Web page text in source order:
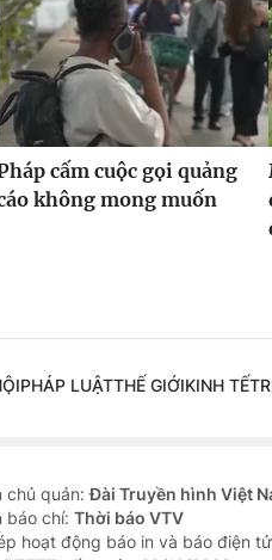
cấm cuộc gọi quảng
không mong muốn
PHÁP LUẬTTHẾ GIỚIKINH TẾ
chủ quản:Đài Truyền hình Việt
báo chí: Thời báo VTV
hoạt động báo in và báo điện